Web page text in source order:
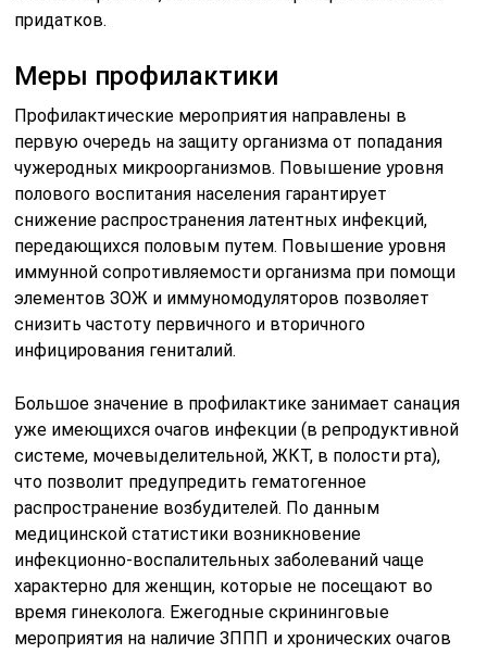
инфекции в малом тазу обеспечат уверенность в
Частые вопросы
Какие симптомы характерны для
неспецифических воспалительных
заболеваний женских половых органов?
Неспецифические воспалительные заболевания
женских половых органов могут проявляться болями
внизу живота, выделениями из влагалища,
болезненным мочеиспусканием, повышенной
температурой и дисфункцией менструального цикла.
Читайте также:
Цефтриаксон при
сифилисе: схема
лечения